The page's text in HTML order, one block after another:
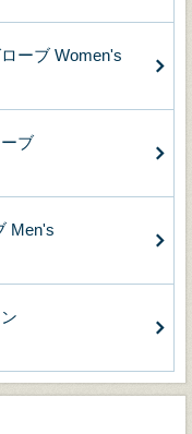
ーブ Women's
ブ
Men's